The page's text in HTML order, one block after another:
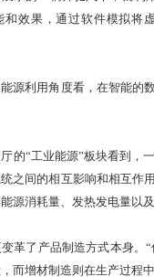
和效果，通过软件模拟将
。
利用角度看，在智能的数
“工业能源”板块看到，一
之间的相互影响和相互作
能源消耗量、发热发电量
了产品制造方式本身。“
而增材制造则在生产过